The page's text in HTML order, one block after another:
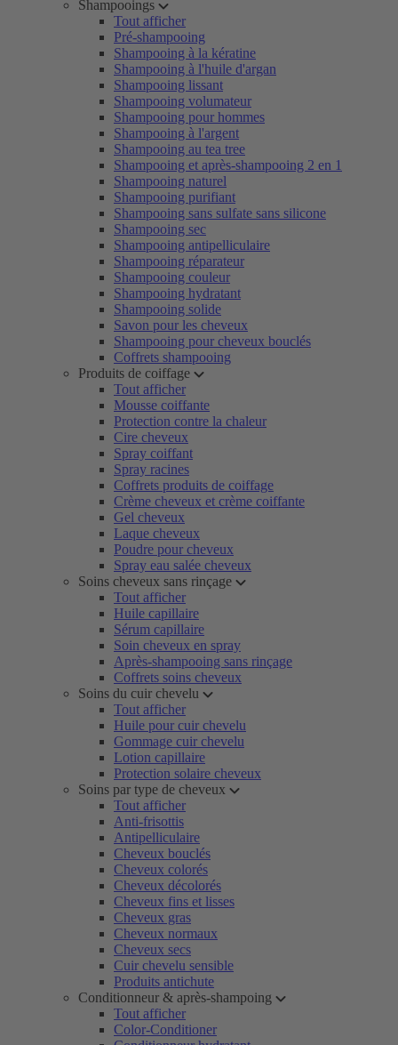
Shampooings
Tout afficher
Pré-shampooing
Shampooing à la kératine
Shampooing à l'huile d'argan
Shampooing lissant
Shampooing volumateur
Shampooing pour hommes
Shampooing à l'argent
Shampooing au tea tree
Shampooing et après-shampooing 2 en 1
Shampooing naturel
Shampooing purifiant
Shampooing sans sulfate sans silicone
Shampooing sec
Shampooing antipelliculaire
Shampooing réparateur
Shampooing couleur
Shampooing hydratant
Shampooing solide
Savon pour les cheveux
Shampooing pour cheveux bouclés
Coffrets shampooing
Produits de coiffage
Tout afficher
Mousse coiffante
Protection contre la chaleur
Cire cheveux
Spray coiffant
Spray racines
Coffrets produits de coiffage
Crème cheveux et crème coiffante
Gel cheveux
Laque cheveux
Poudre pour cheveux
Spray eau salée cheveux
Soins cheveux sans rinçage
Tout afficher
Huile capillaire
Sérum capillaire
Soin cheveux en spray
Après-shampooing sans rinçage
Coffrets soins cheveux
Soins du cuir chevelu
Tout afficher
Huile pour cuir chevelu
Gommage cuir chevelu
Lotion capillaire
Protection solaire cheveux
Soins par type de cheveux
Tout afficher
Anti-frisottis
Antipelliculaire
Cheveux bouclés
Cheveux colorés
Cheveux décolorés
Cheveux fins et lisses
Cheveux gras
Cheveux normaux
Cheveux secs
Cuir chevelu sensible
Produits antichute
Conditionneur & après-shampoing
Tout afficher
Color-Conditioner